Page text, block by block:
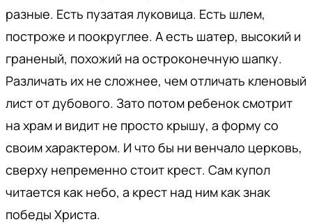
разные. Есть пузатая луковица. Есть шлем,
построже и поокруглее. А есть шатер, высокий и
граненый, похожий на остроконечную шапку.
Различать их не сложнее, чем отличать кленовый
лист от дубового. Зато потом ребенок смотрит
на храм и видит не просто крышу, а форму со
своим характером. И что бы ни венчало церковь,
сверху непременно стоит крест. Сам купол
читается как небо, а крест над ним как знак
победы Христа.